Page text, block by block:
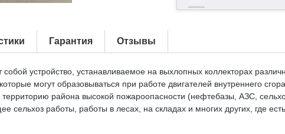
Гарантия Отзывы
устройство, устанавливаемое на выхлопных коллекторах
могут образовываться при работе двигателей внутреннего
района высокой пожароопасности (нефтебазы, АЗС,
сельхоз работы, работы в лесах, на складах и многих других, где